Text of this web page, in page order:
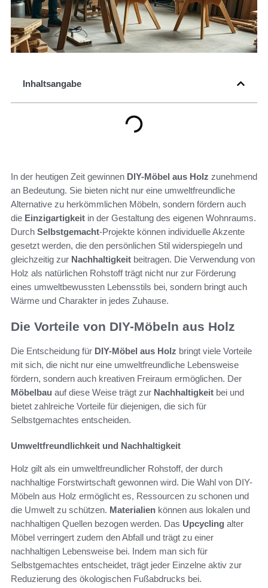
Inhaltsangabe
In der heutigen Zeit gewinnen DIY-Möbel aus Holz zunehmend
an Bedeutung. Sie bieten nicht nur eine umweltfreundliche
Alternative zu herkömmlichen Möbeln, sondern fördern auch
die Einzigartigkeit in der Gestaltung des eigenen Wohnraums.
Durch Selbstgemacht-Projekte können individuelle Akzente
gesetzt werden, die den persönlichen Stil widerspiegeln und
gleichzeitig zur Nachhaltigkeit beitragen. Die Verwendung von
Holz als natürlichen Rohstoff trägt nicht nur zur Förderung
eines umweltbewussten Lebensstils bei, sondern bringt auch
Wärme und Charakter in jedes Zuhause.
Die Vorteile von DIY-Möbeln aus Holz
Die Entscheidung für DIY-Möbel aus Holz bringt viele Vorteile
mit sich, die nicht nur eine umweltfreundliche Lebensweise
fördern, sondern auch kreativen Freiraum ermöglichen. Der
Möbelbau auf diese Weise trägt zur Nachhaltigkeit bei und
bietet zahlreiche Vorteile für diejenigen, die sich für
Selbstgemachtes entscheiden.
Umweltfreundlichkeit und Nachhaltigkeit
Holz gilt als ein umweltfreundlicher Rohstoff, der durch
nachhaltige Forstwirtschaft gewonnen wird. Die Wahl von DIY-
Möbeln aus Holz ermöglicht es, Ressourcen zu schonen und
die Umwelt zu schützen. Materialien können aus lokalen und
nachhaltigen Quellen bezogen werden. Das Upcycling alter
Möbel verringert zudem den Abfall und trägt zu einer
nachhaltigen Lebensweise bei. Indem man sich für
Selbstgemachtes entscheidet, trägt jeder Einzelne aktiv zur
Reduzierung des ökologischen Fußabdrucks bei.